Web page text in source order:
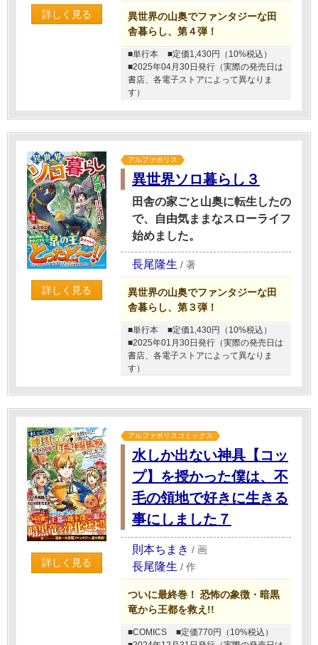
詳しく見る
異世界の山奥でファンタジーな田
舎暮らし、第４弾！
■単行本
■定価1,430円（10%税込）
■2025年04月30日発行（実際の発売日は
書店、各電子ストアによって異なりま
す）
詳しく見る
アルファポリス
異世界ソロ暮らし３
田舎の家ごと山奥に転生したの
で、自由気ままなスローライフ
始めました。
長尾隆生 / 著
異世界の山奥でファンタジーな田
舎暮らし、第３弾！
■単行本
■定価1,430円（10%税込）
■2025年01月30日発行（実際の発売日は
書店、各電子ストアによって異なりま
す）
詳しく見る
アルファポリスコミックス
水しか出ない神具【コッ
プ】を授かった僕は、不
毛の領地で好きに生きる
事にしました７
則本ちまき / 画
長尾隆生 / 作
ついに最終巻！ 恐怖の象徴・暗黒
竜から王都を救え!!
■COMICS
■定価770円（10%税込）